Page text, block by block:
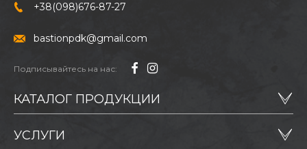
+38(098)676-87-27
bastionpdk@gmail.com
Подписывайтесь на нас:
КАТАЛОГ ПРОДУКЦИИ
УСЛУГИ